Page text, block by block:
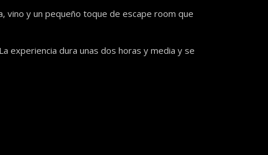
vino y un pequeño toque de escape room que
experiencia dura unas dos horas y media y se